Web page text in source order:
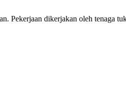
Pekerjaan dikerjakan oleh tenaga